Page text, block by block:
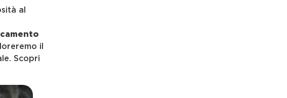
al
il
Scopri